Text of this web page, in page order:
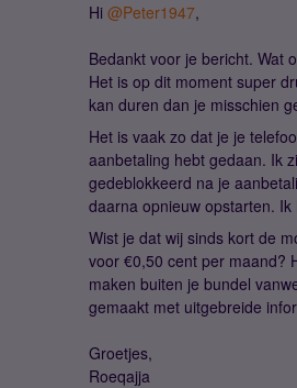
Hi ​ @Peter1947,
Bedankt voor je bericht. Wat
Het is op dit moment super
kan duren dan je misschien
Het is vaak zo dat je je
aanbetaling hebt gedaan. Ik
gedeblokkeerd na je
daarna opnieuw opstarten.
Wist je dat wij sinds kort de
voor €0,50 cent per maand?
maken buiten je bundel
gemaakt met uitgebreide
Groetjes,
Roeqajja